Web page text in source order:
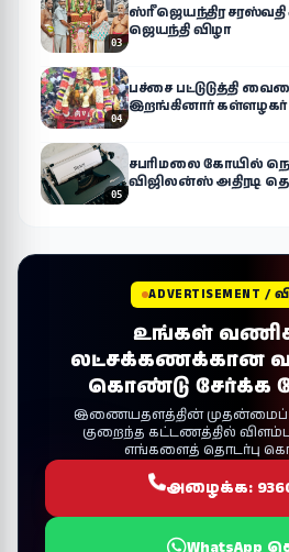
03
ஸ்ரீ ஜெயந்திர சரஸ்வதி
ஜெயந்தி விழா
04
பச்சை பட்டுடுத்தி
இறங்கினார் கள்ளழகர்
05
சபரிமலை கோயில்
விஜிலன்ஸ் அதிரடி
ADVERTISEMENT
உங்கள்
லட்சக்கணக்கான
கொண்டு சேர்க்க
இணையதளத்தின் முதன்மைப்
குறைந்த கட்டணத்தில்
எங்களைத் தொடர்பு
அழைக்க: